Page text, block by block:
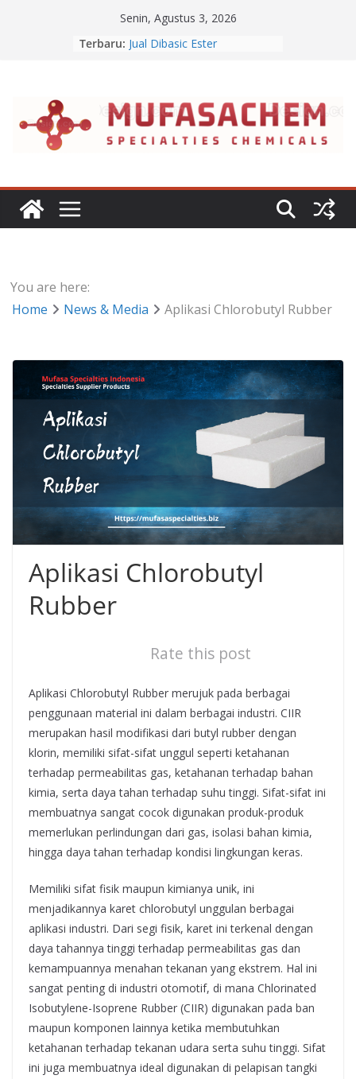
Senin, Agustus 3, 2026
Terbaru: Jual Dibasic Ester
Apa Itu Disodium Phosphate
You are here:
Home
News & Media Aplikasi Chlorobutyl Rubber
Aplikasi Chlorobutyl
Rubber
Rate this post
Aplikasi Chlorobutyl Rubber merujuk pada berbagai
penggunaan material ini dalam berbagai industri. CIIR
merupakan hasil modifikasi dari butyl rubber dengan
klorin, memiliki sifat-sifat unggul seperti ketahanan
terhadap permeabilitas gas, ketahanan terhadap bahan
kimia, serta daya tahan terhadap suhu tinggi. Sifat-sifat ini
membuatnya sangat cocok digunakan produk-produk
memerlukan perlindungan dari gas, isolasi bahan kimia,
hingga daya tahan terhadap kondisi lingkungan keras.
Memiliki sifat fisik maupun kimianya unik, ini
menjadikannya karet chlorobutyl unggulan berbagai
aplikasi industri. Dari segi fisik, karet ini terkenal dengan
daya tahannya tinggi terhadap permeabilitas gas dan
kemampuannya menahan tekanan yang ekstrem. Hal ini
sangat penting di industri otomotif, di mana Chlorinated
Isobutylene-Isoprene Rubber (CIIR) digunakan pada ban
maupun komponen lainnya ketika membutuhkan
ketahanan terhadap tekanan udara serta suhu tinggi. Sifat
ini juga membuatnya ideal digunakan di pelapisan tangki